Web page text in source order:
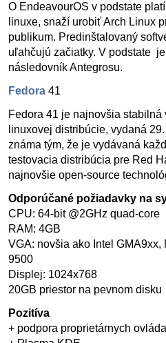
O EndeavourOS v podstate
linuxe, snaží urobiť Arch Linux
publikum. Predinštalovaný
uľahčujú začiatky. V podstate
následovník Antegrosu.
Fedora 41
Fedora 41 je najnovšia
linuxovej distribúcie, vydaná
známa tým, že je vydávaná
testovacia distribúcia pre Red
najnovšie open-source
Odporúčané požiadavky na
CPU: 64-bit @2GHz quad-core
RAM: 4GB
VGA: novšia ako Intel
9500
Displej: 1024x768
20GB priestor na pevnom disku
Pozitíva
+ podpora proprietárnych